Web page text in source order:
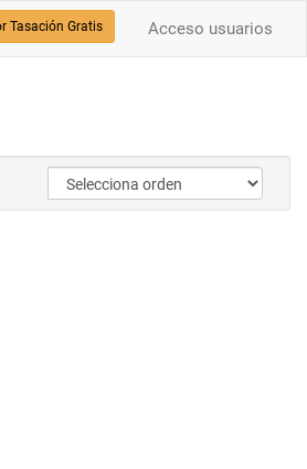
Acceso usuarios
Tasación Gratis